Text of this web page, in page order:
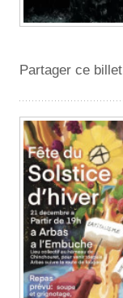
Partager ce billet